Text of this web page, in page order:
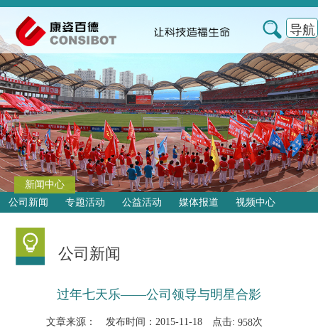
导航
新闻中心
公司新闻
专题活动 公益活动 媒体报道 视频中心
公司新闻
过年七天乐——公司领导与明星合影
文章来源： 发布时间：2015-11-18 点击: 958次